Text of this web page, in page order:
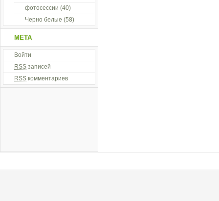
фотосессии (40)
Черно белые (58)
МЕТА
Войти
RSS записей
RSS комментариев